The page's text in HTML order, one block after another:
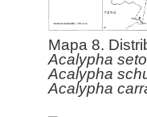
Mapa 8.
Acalypha
Acalypha
Acalypha